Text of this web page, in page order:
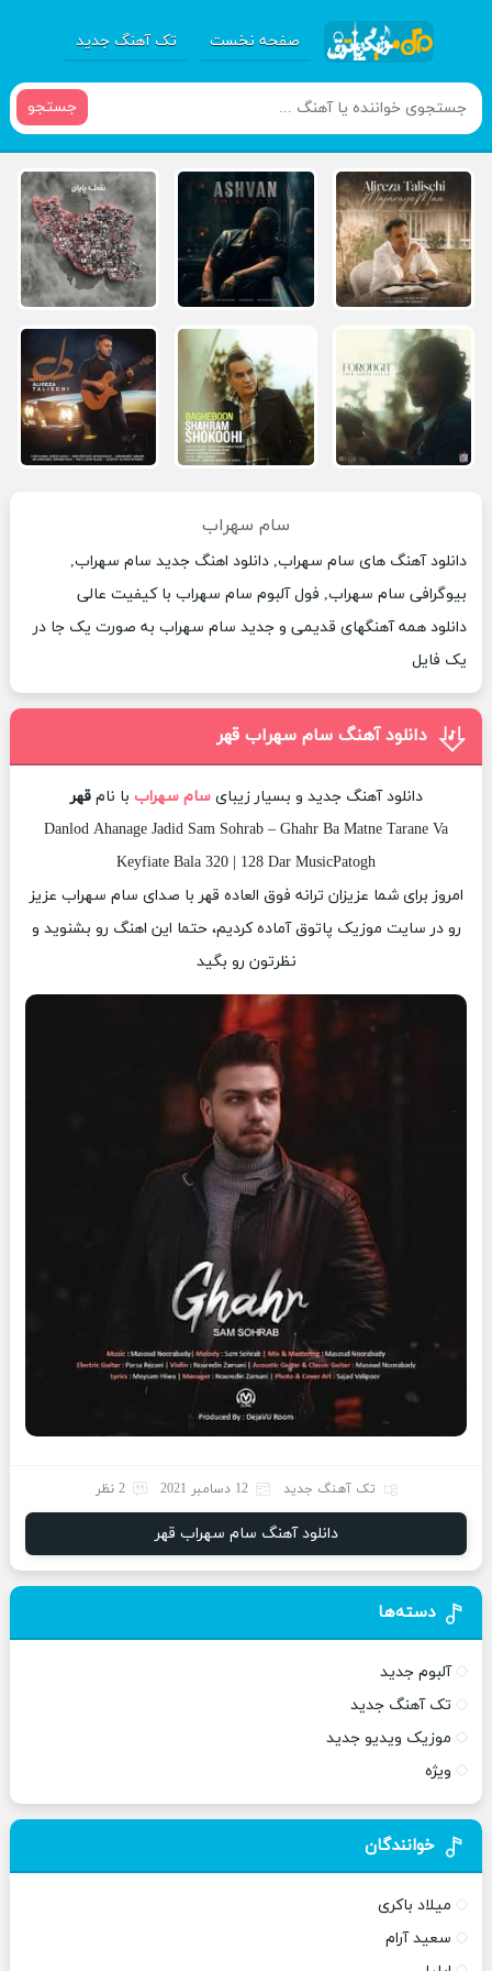
صفحه نخست تک آهنگ جدید
جستجو
سام سهراب
دانلود آهنگ های سام سهراب, دانلود اهنگ جدید سام سهراب,
بیوگرافی سام سهراب, فول آلبوم سام سهراب با کیفیت عالی
دانلود همه آهنگهای قدیمی و جدید سام سهراب به صورت یک جا در
یک فایل
دانلود آهنگ سام سهراب قهر
دانلود آهنگ جدید و بسیار زیبایسام سهراب با نامقهر
Danlod Ahanage Jadid Sam Sohrab – Ghahr Ba Matne Tarane Va
Keyfiate Bala 320 | 128 Dar MusicPatogh
امروز برای شما عزیزان ترانه فوق العاده قهر با صدای سام سهراب عزیز
رو در سایت موزیک پاتوق آماده کردیم، حتما این اهنگ رو بشنوید و
نظرتون رو بگید
تک آهنگ جدید 12 دسامبر 2021 2 نظر
دانلود آهنگ سام سهراب قهر
دسته‌ها
آلبوم جدید
تک آهنگ جدید
موزیک ویدیو جدید
ویژه
خوانندگان
میلاد باکری
سعید آرام